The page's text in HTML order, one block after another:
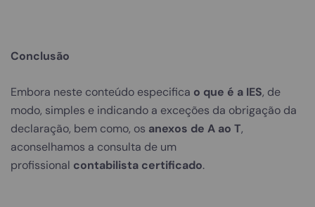
Conclusão
Embora neste conteúdo especifica o que é a IES, de
modo, simples e indicando a exceções da obrigação da
declaração, bem como, os anexos de A ao T,
aconselhamos a consulta de um
profissional contabilista certificado.